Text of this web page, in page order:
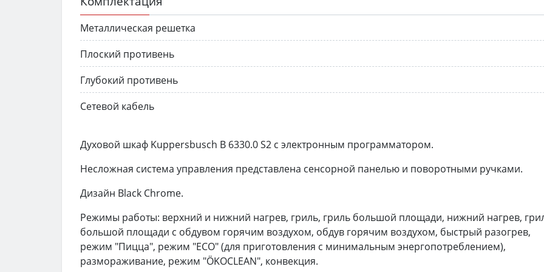
Металлическая решетка
Плоский противень
Глубокий противень
Сетевой кабель
Духовой шкаф Kuppersbusch B 6330.0 S2 с электронным программатором.
Несложная система управления представлена сенсорной панелью и поворотными ручками.
Дизайн Black Chrome.
Режимы работы: верхний и нижний нагрев, гриль, гриль большой площади, нижний нагрев,
большой площади с обдувом горячим воздухом, обдув горячим воздухом, быстрый разогрев,
режим "Пицца", режим "ECO" (для приготовления с минимальным энергопотреблением),
размораживание, режим "ÖKOCLEAN", конвекция.